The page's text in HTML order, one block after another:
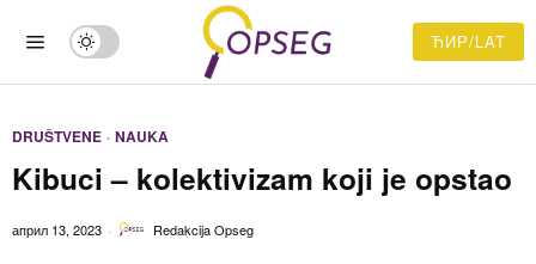
ЋИР/LAT
DRUŠTVENE · NAUKA
Kibuci – kolektivizam koji je opstao
април 13, 2023 Redakcija Opseg